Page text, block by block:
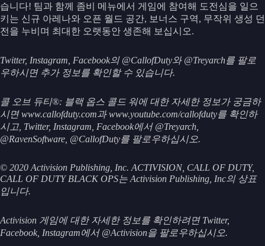
습니다! 팀과 함께 좀비 메뉴에서 게임에 참여해 도전심을 일으
키는 신규 아레나와 오픈 월드 공간, 보너스 구역, 무작위 생성 던
전을 누비며 최대한 오랫동안 생존해 보십시오.
Twitter, Instagram, Facebook의 @CallofDuty와 @Treyarch를 팔로
우하시면 추가 정보를 확인할 수 있습니다.
콜 오브 듀티®: 블랙 옵스 콜드 워에 대한 자세한 정보가 궁금하
시면 www.callofduty.com과 www.youtube.com/callofduty를 확인하
시고, Twitter, Instagram, Facebook에서 @Treyarch,
@RavenSoftware, @CallofDuty를 팔로우하십시오.
© 2020 Activision Publishing, Inc. ACTIVISION, CALL OF DUTY,
CALL OF DUTY BLACK OPS는 Activision Publishing, Inc의 상표
입니다.
Activision 게임에 대한 자세한 정보를 확인하려면 Twitter,
Facebook, Instagram에서 @Activision을 팔로우하십시오.